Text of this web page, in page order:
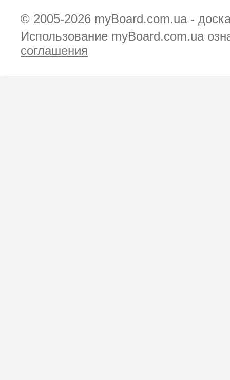
© 2005-2026 myBoard.com.ua -
Использование myBoard.com.ua
соглашения